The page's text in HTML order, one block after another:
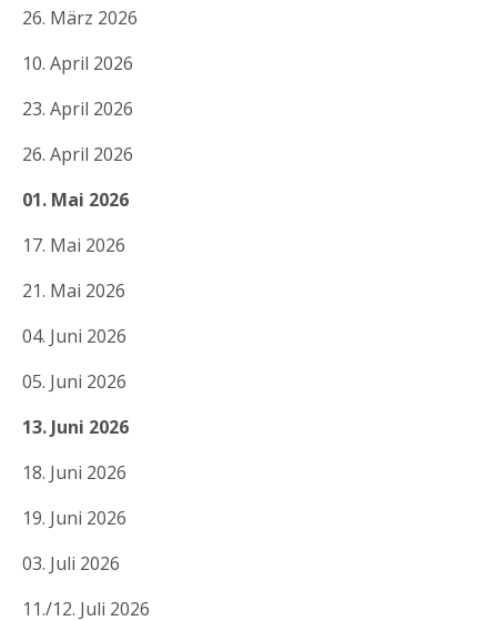
26. März 2026
10. April 2026
23. April 2026
26. April 2026
01. Mai 2026
17. Mai 2026
21. Mai 2026
04. Juni 2026
05. Juni 2026
13. Juni 2026
18. Juni 2026
19. Juni 2026
03. Juli 2026
11./12. Juli 2026